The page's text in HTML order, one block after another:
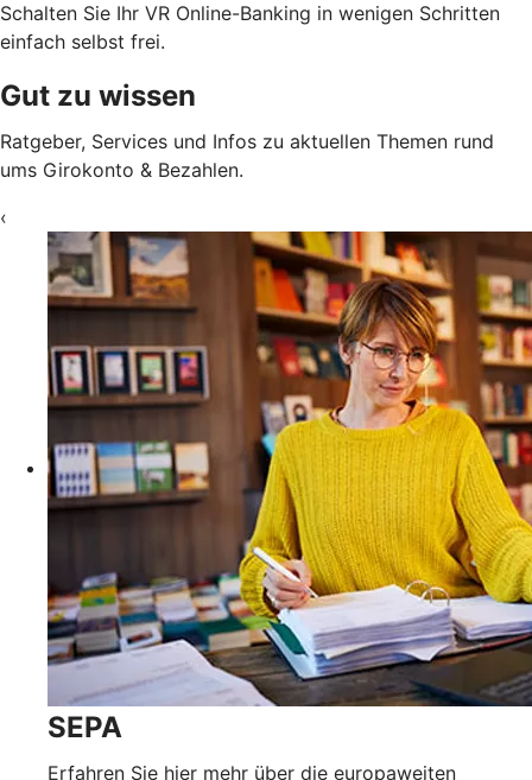
Schalten Sie Ihr VR Online-Banking in wenigen Schritten
einfach selbst frei.
Gut zu wissen
Ratgeber, Services und Infos zu aktuellen Themen rund
ums Girokonto & Bezahlen.
‹
SEPA
Erfahren Sie hier mehr über die europaweiten